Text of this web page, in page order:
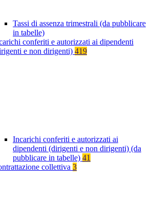
Tassi di assenza trimestrali (da pubblicare
in tabelle)
conferiti e autorizzati ai dipendenti
e non dirigenti) 419
Incarichi conferiti e autorizzati ai
dipendenti (dirigenti e non dirigenti) (da
pubblicare in tabelle) 41
collettiva 3